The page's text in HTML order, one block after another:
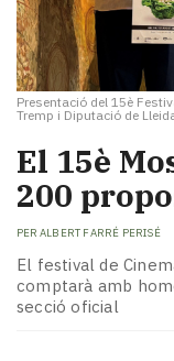
Presentació del 15è
Tremp i Diputació de
El 15è
200
PER ALBERT FARRÉ PERISÉ
El festival de
comptarà amb
secció oficial